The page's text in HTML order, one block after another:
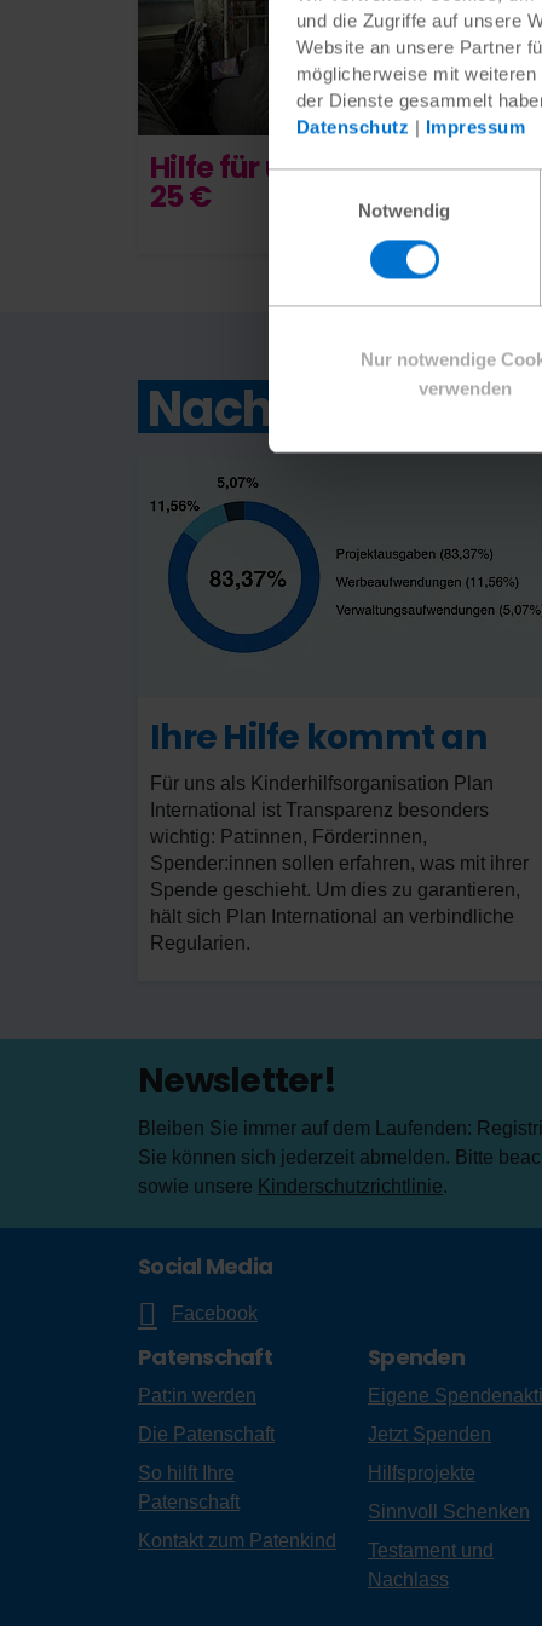
und die Zugriffe auf unsere
Website an unsere Partner
möglicherweise mit
der Dienste gesammelt
Datenschutz | Impressum
Einwilligungsauswahl
Notwendig
Nur notwendige
verwenden
Hilfe für ukrainische Kinder
25 €
Dringend
Nachhaltige Hilfe,
Ihre Hilfe kommt an
Für uns als Kinderhilfsorganisation Plan
International ist Transparenz besonders
wichtig: Pat:innen, Förder:innen,
Spender:innen sollen erfahren, was mit ihrer
Spende geschieht. Um dies zu garantieren,
hält sich Plan International an verbindliche
Regularien.
Newsletter!
Bleiben Sie immer auf dem Laufenden:
Sie können sich jederzeit abmelden. Bitte
sowie unsere Kinderschutzrichtlinie.
Social Media
Facebook
Patenschaft
Pat:in werden
Die Patenschaft
So hilft Ihre
Patenschaft
Kontakt zum Patenkind
Spenden
Eigene
Jetzt Spenden
Hilfsprojekte
Sinnvoll Schenken
Testament und
Nachlass